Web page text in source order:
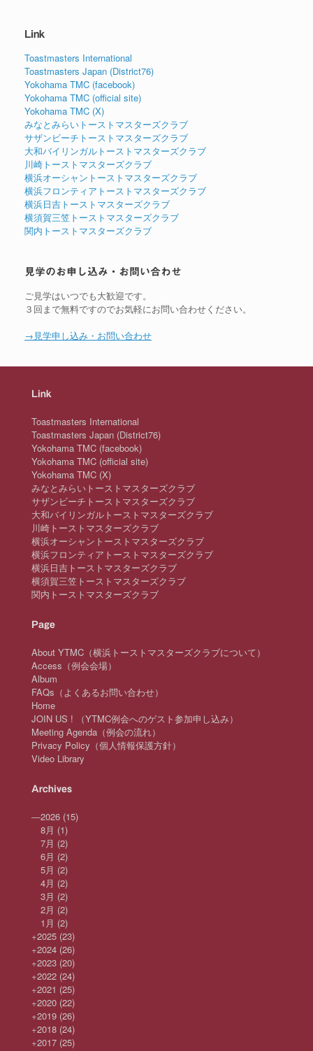
Link
Toastmasters International
Toastmasters Japan (District76)
Yokohama TMC (facebook)
Yokohama TMC (official site)
Yokohama TMC (X)
みなとみらいトーストマスターズクラブ
サザンビーチトーストマスターズクラブ
大和バイリンガルトーストマスターズクラブ
川崎トーストマスターズクラブ
横浜オーシャントーストマスターズクラブ
横浜フロンティアトーストマスターズクラブ
横浜日吉トーストマスターズクラブ
横須賀三笠トーストマスターズクラブ
関内トーストマスターズクラブ
見学のお申し込み・お問い合わせ
ご見学はいつでも大歓迎です。
３回まで無料ですのでお気軽にお問い合わせください。
→見学申し込み・お問い合わせ
Link
Toastmasters International
Toastmasters Japan (District76)
Yokohama TMC (facebook)
Yokohama TMC (official site)
Yokohama TMC (X)
みなとみらいトーストマスターズクラブ
サザンビーチトーストマスターズクラブ
大和バイリンガルトーストマスターズクラブ
川崎トーストマスターズクラブ
横浜オーシャントーストマスターズクラブ
横浜フロンティアトーストマスターズクラブ
横浜日吉トーストマスターズクラブ
横須賀三笠トーストマスターズクラブ
関内トーストマスターズクラブ
Page
About YTMC（横浜トーストマスターズクラブについて）
Access（例会会場）
Album
FAQs（よくあるお問い合わせ）
Home
JOIN US ! （YTMC例会へのゲスト参加申し込み）
Meeting Agenda（例会の流れ）
Privacy Policy（個人情報保護方針）
Video Library
Archives
—2026 (15)
8月 (1)
7月 (2)
6月 (2)
5月 (2)
4月 (2)
3月 (2)
2月 (2)
1月 (2)
+2025 (23)
+2024 (26)
+2023 (20)
+2022 (24)
+2021 (25)
+2020 (22)
+2019 (26)
+2018 (24)
+2017 (25)